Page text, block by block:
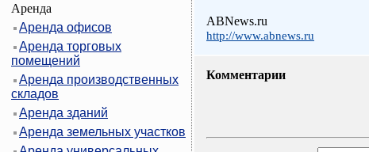
Аренда
Аренда офисов
Аренда торговых
помещений
Аренда производственных
складов
Аренда зданий
Аренда земельных участков
ABNews.ru
http://www.abnews.ru
Комментарии